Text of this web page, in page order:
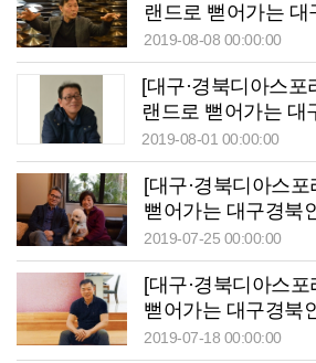
랜드로 뻗어가는 대
조선족 악기 사업가
편집장 김은경씨
2019-08-08 00:00:00
[대구·경북디아스포
랜드로 뻗어가는 대
서울대 출신의 멜버
2019-08-01 00:00:00
[대구·경북디아스포
뻗어가는 대구경북
로 뉴질랜드 입맛 사
2019-07-25 00:00:00
[대구·경북디아스포
뻗어가는 대구경북
오클랜드를 밝히는
2019-07-18 00:00:00